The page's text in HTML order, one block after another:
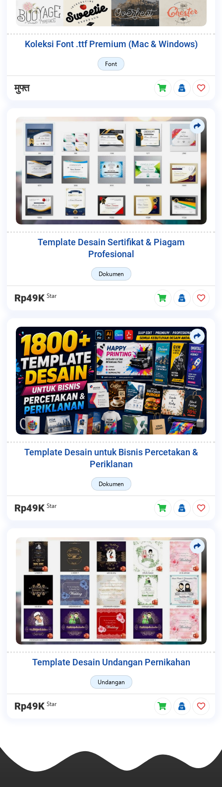
Koleksi Font .ttf Premium (Mac & Windows)
Font
मुफ्त
Template Desain Sertifikat & Piagam
Profesional
Dokumen
Rp49K Star
Template Desain untuk Bisnis Percetakan &
Periklanan
Dokumen
Rp49K Star
Template Desain Undangan Pernikahan
Undangan
Rp49K Star